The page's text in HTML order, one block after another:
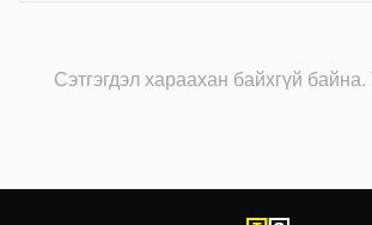
Сэтгэгдэл хараахан байхгүй